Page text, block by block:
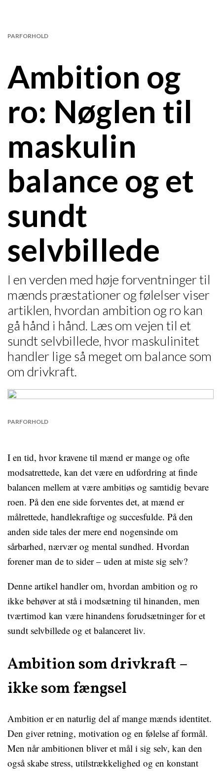
Ambition og
ro: Nøglen til
maskulin
balance og et
sundt
selvbillede
PARFORHOLD
I en verden med høje forventninger til
mænds præstationer og følelser viser
artiklen, hvordan ambition og ro kan
gå hånd i hånd. Læs om vejen til et
sundt selvbillede, hvor maskulinitet
handler lige så meget om balance som
om drivkraft.
PARFORHOLD
I en tid, hvor kravene til mænd er mange og ofte
modsatrettede, kan det være en udfordring at finde
balancen mellem at være ambitiøs og samtidig bevare
roen. På den ene side forventes det, at mænd er
målrettede, handlekraftige og succesfulde. På den
anden side tales der mere end nogensinde om
sårbarhed, nærvær og mental sundhed. Hvordan
forener man de to sider – uden at miste sig selv?
Denne artikel handler om, hvordan ambition og ro
ikke behøver at stå i modsætning til hinanden, men
tværtimod kan være hinandens forudsætninger for et
sundt selvbillede og et balanceret liv.
Ambition som drivkraft –
ikke som fængsel
Ambition er en naturlig del af mange mænds identitet.
Den giver retning, motivation og en følelse af formål.
Men når ambitionen bliver et mål i sig selv, kan den
også skabe stress, utilstrækkelighed og en konstant